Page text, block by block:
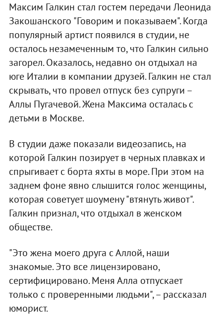
Максим Галкин стал гостем передачи Леонида
Закошанского "Говорим и показываем". Когда
популярный артист появился в студии, не
осталось незамеченным то, что Галкин сильно
загорел. Оказалось, недавно он отдыхал на
юге Италии в компании друзей. Галкин не стал
скрывать, что провел отпуск без супруги –
Аллы Пугачевой. Жена Максима осталась с
детьми в Москве.
В студии даже показали видеозапись, на
которой Галкин позирует в черных плавках и
спрыгивает с борта яхты в море. При этом на
заднем фоне явно слышится голос женщины,
которая советует шоумену "втянуть живот".
Галкин признал, что отдыхал в женском
обществе.
"Это жена моего друга с Аллой, наши
знакомые. Это все лицензировано,
сертифицировано. Меня Алла отпускает
только с проверенными людьми", – рассказал
юморист.